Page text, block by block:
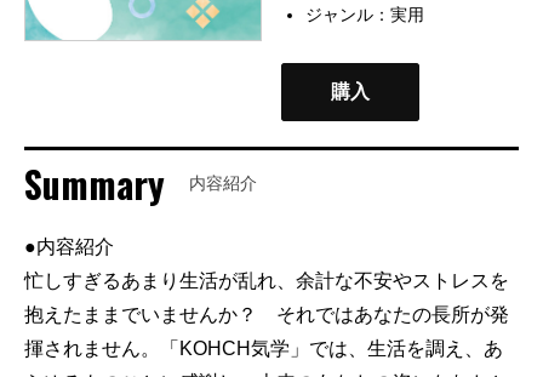
ジャンル：実用
購入
Summary 内容紹介
●内容紹介
忙しすぎるあまり生活が乱れ、余計な不安やストレスを
抱えたままでいませんか？ それではあなたの長所が発
揮されません。「KOHCH気学」では、生活を調え、あ